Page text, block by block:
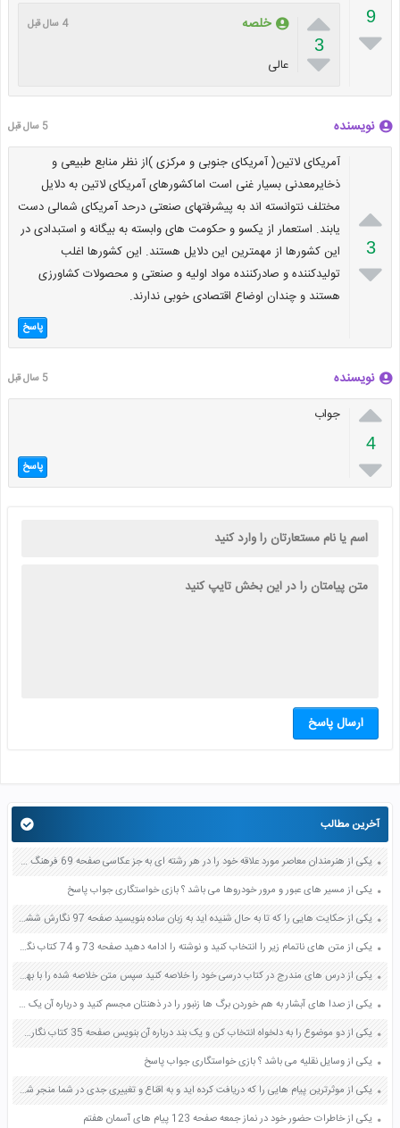
9


3

خلصه 4 سال قبل
عالی
نویسنده 5 سال قبل

3

آمریکای لاتین( آمریکای جنوبی و مرکزی )از نظر منابع طبیعی و
ذخایرمعدنی بسیار غنی است اماکشورهای آمریکای لاتین به دلایل
مختلف نتوانسته اند به پیشرفتهای صنعتی درحد آمریکای شمالی دست
یابند. استعمار از یکسو و حکومت های وابسته به بیگانه و استبدادی در
این کشورها از مهمترین این دلایل هستند. این کشورها اغلب
تولیدکننده و صادرکننده مواد اولیه و صنعتی و محصولات کشاورزی
هستند و چندان اوضاع اقتصادی خوبی ندارند.
پاسخ
نویسنده 5 سال قبل

4

جواب
پاسخ
ارسال پاسخ
آخرین مطالب
یکی از هنرمندان معاصر مورد علاقه خود را در هر رشته ای به جز عکاسی صفحه 69 فرهنگ و هنر نهم
یکی از مسیر های عبور و مرور خودروها می باشد ؟ بازی خواستگاری جواب پاسخ
یکی از حکایت هایی را که تا به حال شنیده اید به زبان ساده بنویسید صفحه 97 نگارش ششم دبستان
یکی از متن های ناتمام زیر را انتخاب کنید و نوشته را ادامه دهید صفحه 73 و 74 کتاب نگارش فارسی پنجم دبستان
یکی از درس های مندرج در کتاب درسی خود را خلاصه کنید سپس متن خلاصه شده را با بهره گیری از روش های دسته بندی نمودار جدول نقشه مفهومی نشان دهید صفحه 118 نگارش یازدهم
یکی از صدا های آبشار به هم خوردن برگ ها زنبور را در ذهنتان مجسم کنید و درباره آن یک بند بنویسید صفحه 11 نگارش پنجم
یکی از دو موضوع را به دلخواه انتخاب کن و یک بند درباره آن بنویس صفحه 35 کتاب نگارش فارسی سوم
یکی از وسایل نقلیه می باشد ؟ بازی خواستگاری جواب پاسخ
یکی از موثرترین پیام هایی را که دریافت کرده اید و به اقناع و تغییری جدی در شما منجر شده است برسی کنید و علت این تاثیر گذاری قابل توجه را بنویسید صفحه 52 تفکر و سواد رسانه ای دهم
یکی از خاطرات حضور خود در نماز جمعه صفحه 123 پیام های آسمان هفتم